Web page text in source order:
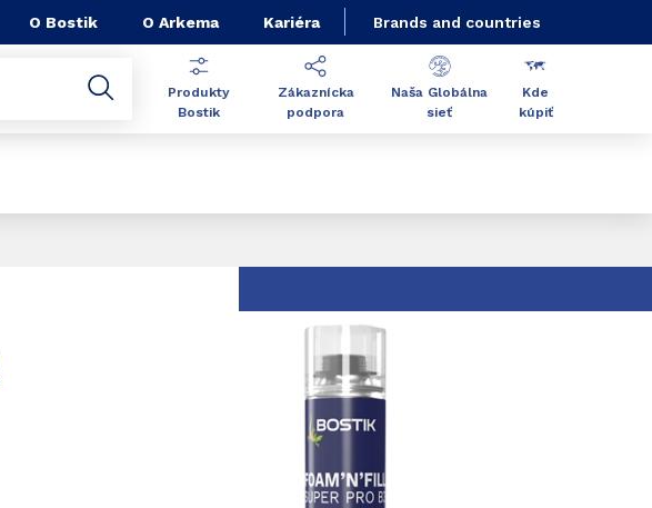
O Bostik O Arkema Kariéra Brands and countries
Produkty
Bostik
Zákaznícka
podpora
Naša Globálna
sieť
Kde
kúpiť